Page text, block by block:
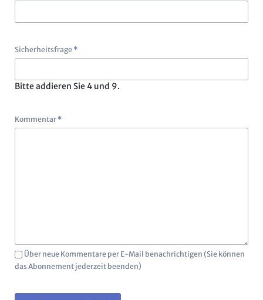
Pflichtfeld
Sicherheitsfrage *
Bitte addieren Sie 4 und 9.
Pflichtfeld
Kommentar *
Über neue Kommentare per E-Mail benachrichtigen (Sie können
das Abonnement jederzeit beenden)